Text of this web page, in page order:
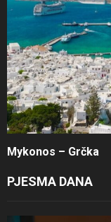
Mykonos – Grčka
PJESMA DANA